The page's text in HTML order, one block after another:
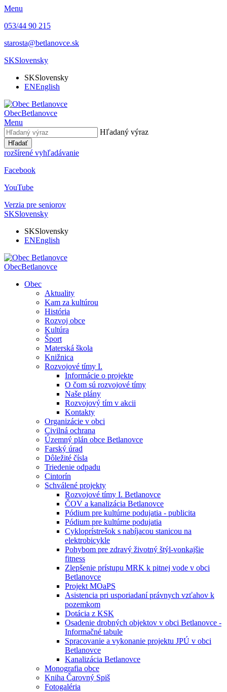
Menu
053/44 90 215
starosta@betlanovce.sk
SKSlovensky
SKSlovensky
ENEnglish
ObecBetlanovce
Menu
Hľadaný výraz
Hľadať
rozšírené vyhľadávanie
Facebook
YouTube
Verzia pre seniorov
SKSlovensky
SKSlovensky
ENEnglish
ObecBetlanovce
Obec
Aktuality
Kam za kultúrou
História
Rozvoj obce
Kultúra
Šport
Materská škola
Knižnica
Rozvojové tímy I.
Informácie o projekte
O čom sú rozvojové tímy
Naše plány
Rozvojový tím v akcii
Kontakty
Organizácie v obci
Civilná ochrana
Územný plán obce Betlanovce
Farský úrad
Dôležité čísla
Triedenie odpadu
Cintorín
Schválené projekty
Rozvojové tímy I. Betlanovce
ČOV a kanalizácia Betlanovce
Pódium pre kultúrne podujatia - publicita
Pódium pre kultúrne podujatia
Cykloprístrešok s nabíjacou stanicou na
elektrobicykle
Pohybom pre zdravý životný štýl-vonkajšie
fitness
Zlepšenie prístupu MRK k pitnej vode v obci
Betlanovce
Projekt MOaPS
Asistencia pri usporiadaní právnych vzťahov k
pozemkom
Dotácia z KSK
Osadenie drobných objektov v obci Betlanovce -
Informačné tabule
Spracovanie a vykonanie projektu JPÚ v obci
Betlanovce
Kanalizácia Betlanovce
Monografia obce
Kniha Čarovný Spiš
Fotogaléria